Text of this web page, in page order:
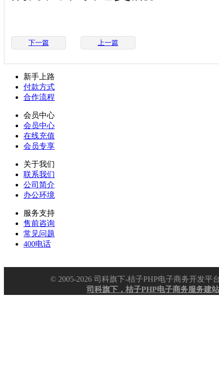
下一篇 上一篇
新手上路
付款方式
合作流程
会员中心
会员中心
在线充值
会员专享
关于我们
联系我们
公司简介
办公环境
服务支持
售前咨询
常见问题
400电话
© 2005-2026 司科旗下-桔子PHP电子商务开发
司科旗下，桔子PHP电子商务服务建